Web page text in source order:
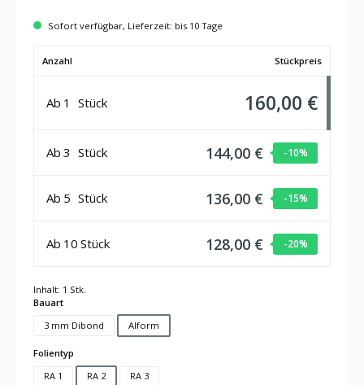
Sofort verfügbar, Lieferzeit: bis 10 Tage
Anzahl Stückpreis
Ab 1 Stück 160,00 €
Ab 3 Stück 144,00 € -10%
Ab 5 Stück 136,00 € -15%
Ab 10 Stück 128,00 € -20%
Inhalt: 1 Stk.
Bauartauswählen
3 mm Dibond
Alform
Folientyp
RA 1
RA 2 RA 3